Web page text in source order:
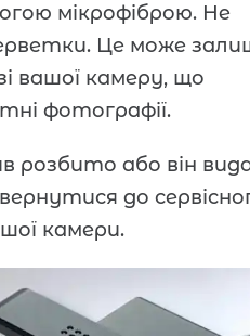
мікрофіброю. Не
Це може
вашої камеру, що
фотографії.
або він
до
камери.